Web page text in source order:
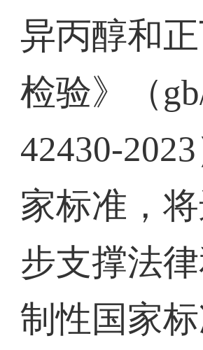
异丙醇和
检验》（
42430-
家标准，
步支撑法
制性国家